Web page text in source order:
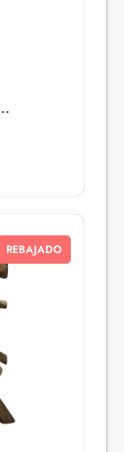
REBAJADO